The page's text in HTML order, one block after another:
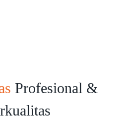
Profesional &